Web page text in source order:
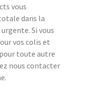
vous
dans la
Si vous
vos colis et
toute autre
nous contacter